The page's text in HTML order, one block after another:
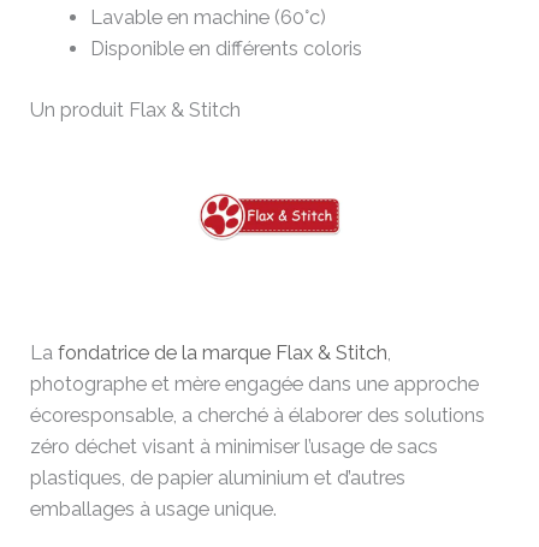
Lavable en machine (60°c)
Disponible en différents coloris
Un produit Flax & Stitch
Lafondatrice de la marque Flax & Stitch,
photographe et mère engagée dans une approche
écoresponsable, a cherché à élaborer des solutions
zéro déchet visant à minimiser l’usage de sacs
plastiques, de papier aluminium et d’autres
emballages à usage unique.